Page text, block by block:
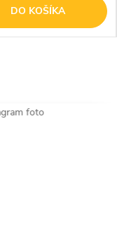
DO KOŠÍKA